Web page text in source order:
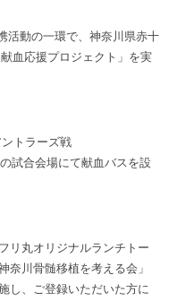
活動の一環で、神奈川県赤十
血応援プロジェクト」を実
トラーズ戦
試合会場にて献血バスを設
リ丸オリジナルランチトー
奈川骨髄移植を考える会」
し、ご登録いただいた方に